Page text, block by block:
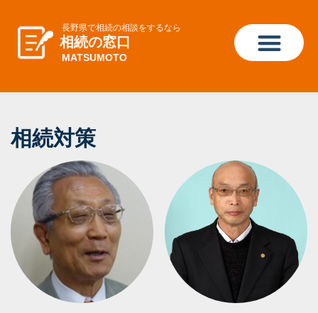
長野県で相続の相談をするなら
相続の窓口
MATSUMOTO
相続対策